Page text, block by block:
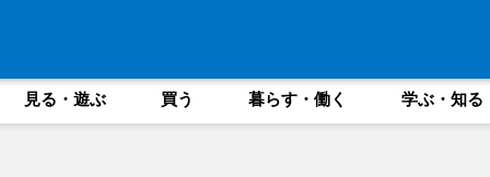
見る・遊ぶ 買う 暮らす・働く 学ぶ・知る